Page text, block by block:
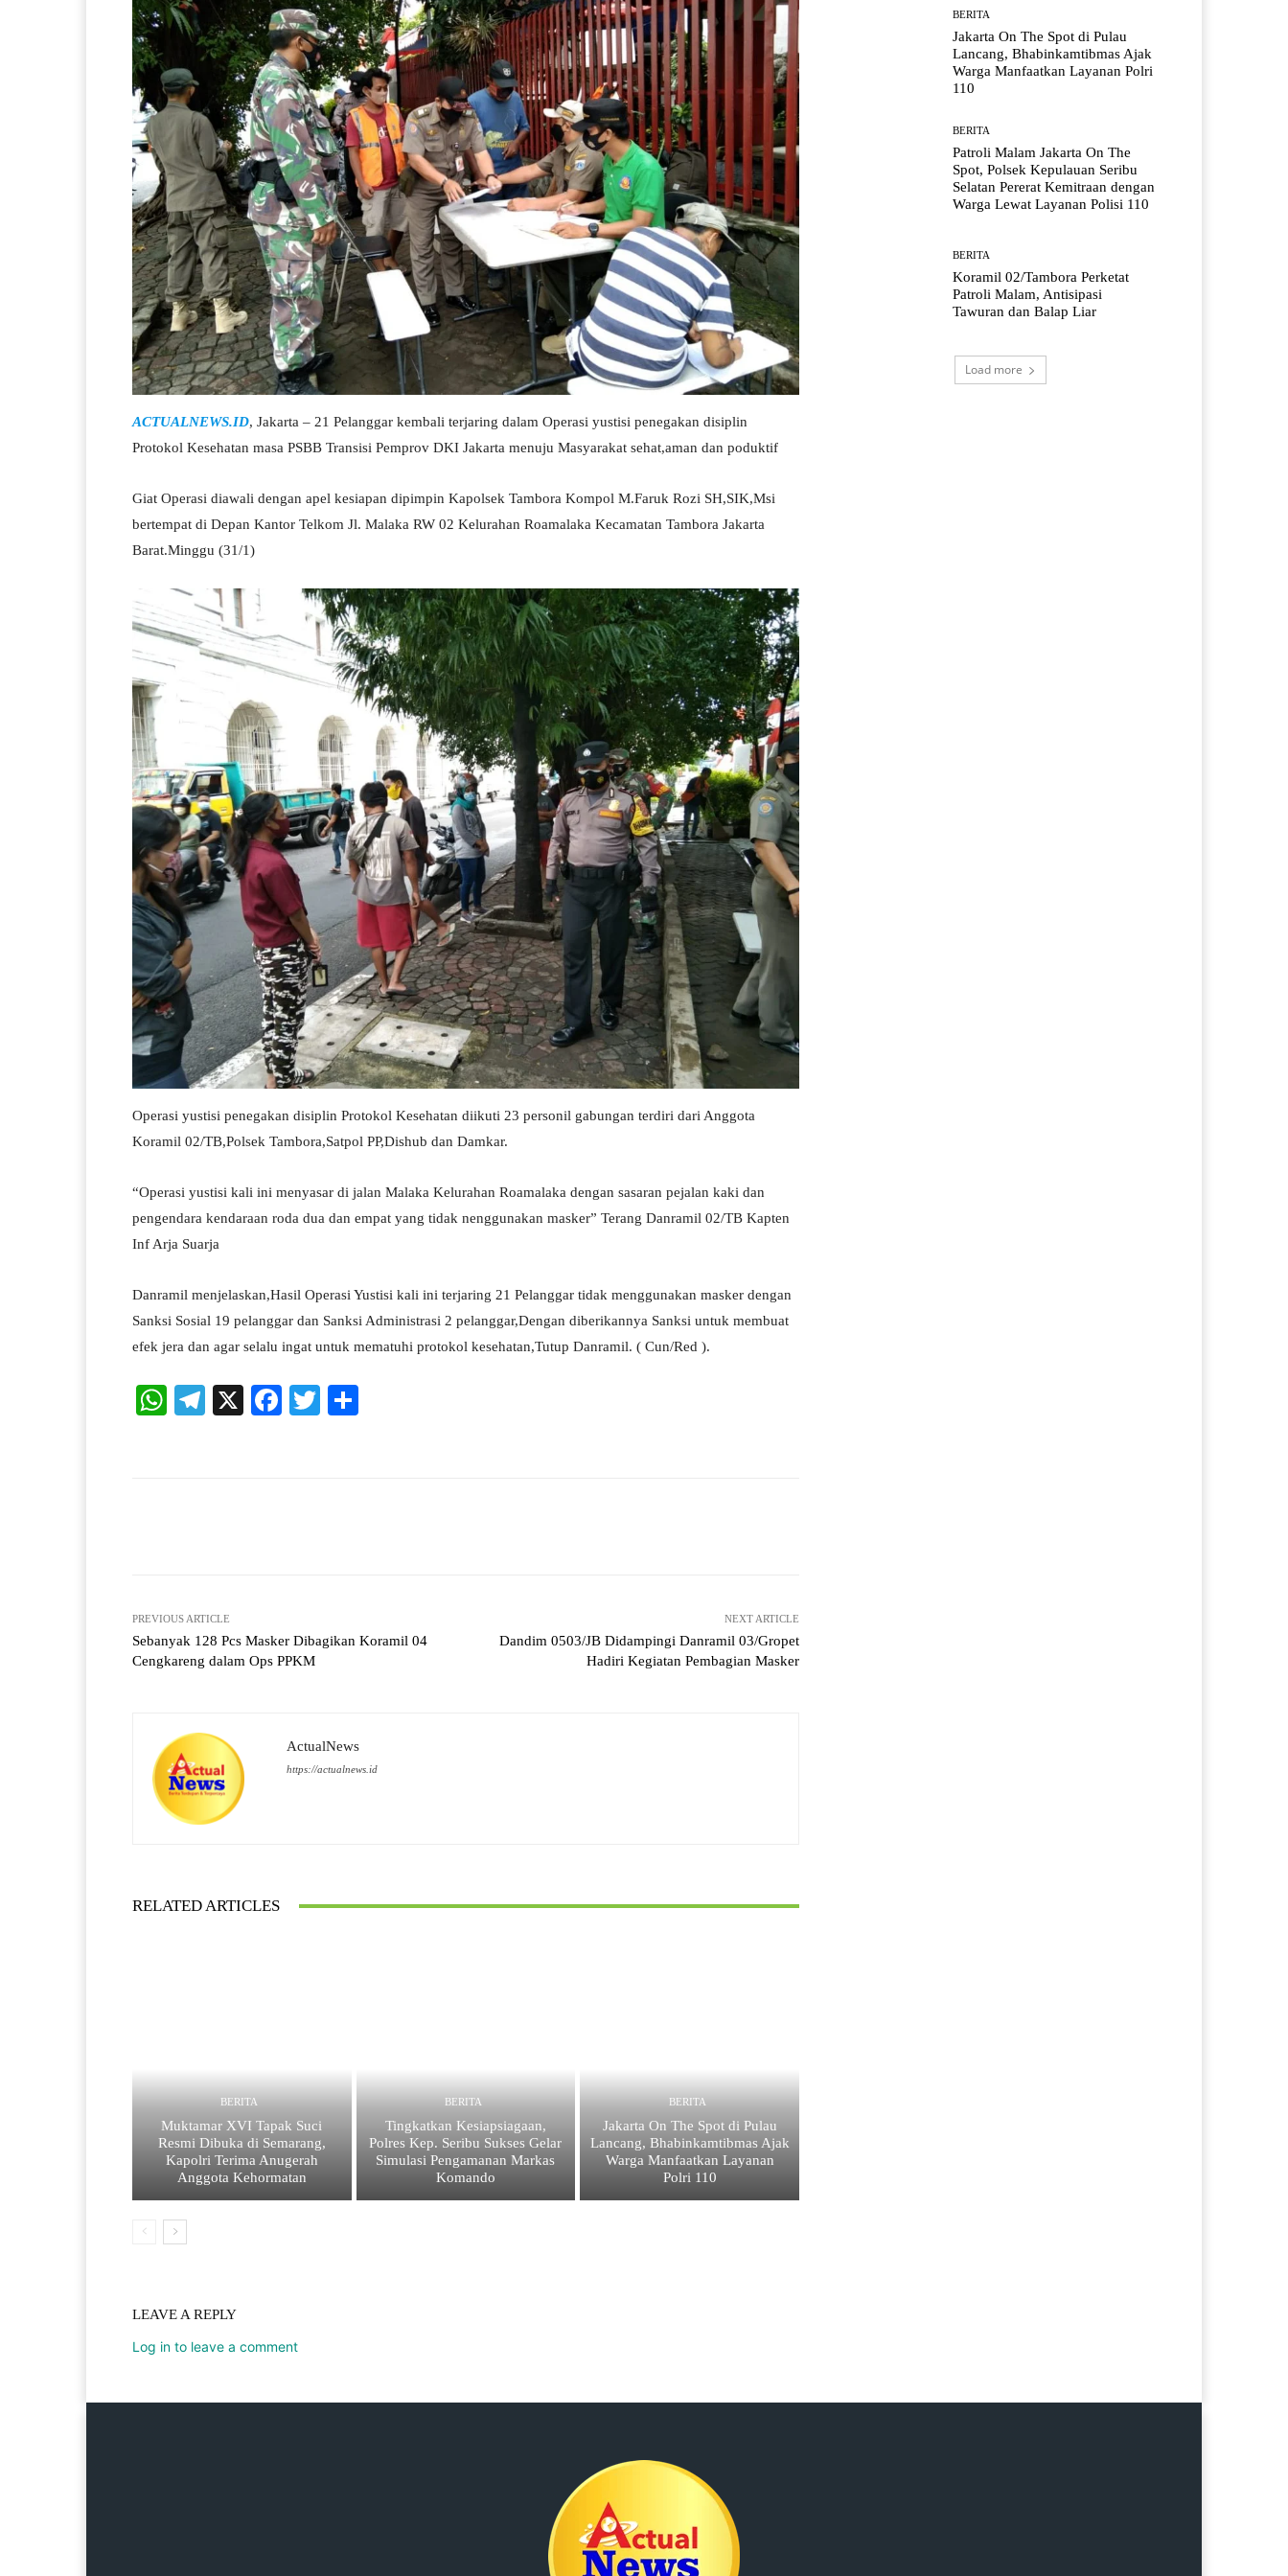
ACTUALNEWS.ID, Jakarta – 21 Pelanggar kembali terjaring dalam Operasi yustisi penegakan disiplin
Protokol Kesehatan masa PSBB Transisi Pemprov DKI Jakarta menuju Masyarakat sehat,aman dan poduktif
Giat Operasi diawali dengan apel kesiapan dipimpin Kapolsek Tambora Kompol M.Faruk Rozi SH,SIK,Msi
bertempat di Depan Kantor Telkom Jl. Malaka RW 02 Kelurahan Roamalaka Kecamatan Tambora Jakarta
Barat.Minggu (31/1)
Operasi yustisi penegakan disiplin Protokol Kesehatan diikuti 23 personil gabungan terdiri dari Anggota
Koramil 02/TB,Polsek Tambora,Satpol PP,Dishub dan Damkar.
“Operasi yustisi kali ini menyasar di jalan Malaka Kelurahan Roamalaka dengan sasaran pejalan kaki dan
pengendara kendaraan roda dua dan empat yang tidak nenggunakan masker” Terang Danramil 02/TB Kapten
Inf Arja Suarja
Danramil menjelaskan,Hasil Operasi Yustisi kali ini terjaring 21 Pelanggar tidak menggunakan masker dengan
Sanksi Sosial 19 pelanggar dan Sanksi Administrasi 2 pelanggar,Dengan diberikannya Sanksi untuk membuat
efek jera dan agar selalu ingat untuk mematuhi protokol kesehatan,Tutup Danramil. ( Cun/Red ).
W
Te X
Fa
T
PREVIOUS ARTICLE
Sebanyak 128 Pcs Masker Dibagikan Koramil 04
Cengkareng dalam Ops PPKM
NEXT ARTICLE
Dandim 0503/JB Didampingi Danramil 03/Gropet
Hadiri Kegiatan Pembagian Masker
ActualNews
https://actualnews.id
RELATED ARTICLES
BERITA
Muktamar XVI Tapak Suci
Resmi Dibuka di Semarang,
Kapolri Terima Anugerah
Anggota Kehormatan
BERITA
Tingkatkan Kesiapsiagaan,
Polres Kep. Seribu Sukses Gelar
Simulasi Pengamanan Markas
Komando
BERITA
Jakarta On The Spot di Pulau
Lancang, Bhabinkamtibmas Ajak
Warga Manfaatkan Layanan
Polri 110
LEAVE A REPLY
Log in to leave a comment
BERITA
Jakarta On The Spot di Pulau
Lancang, Bhabinkamtibmas Ajak
Warga Manfaatkan Layanan Polri
110
BERITA
Patroli Malam Jakarta On The
Spot, Polsek Kepulauan Seribu
Selatan Pererat Kemitraan dengan
Warga Lewat Layanan Polisi 110
BERITA
Koramil 02/Tambora Perketat
Patroli Malam, Antisipasi
Tawuran dan Balap Liar
Load more